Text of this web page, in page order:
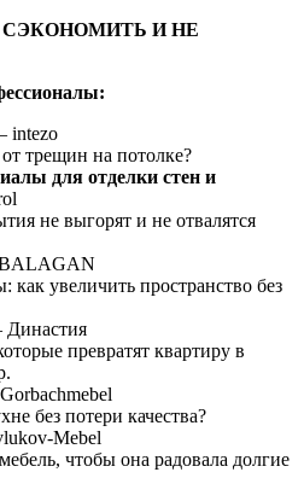
И НЕ
intezo
трещин на потолке?
для отделки стен и
не выгорят и не отвалятся
как увеличить пространство без
Династия
превратят квартиру в
без потери качества?
Mebel
чтобы она радовала долгие